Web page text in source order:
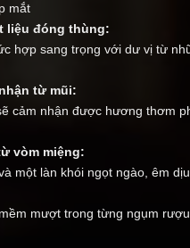
mắt
liệu đóng thùng:
hợp sang trọng với dư vị từ
từ mũi:
cảm nhận được hương thơm
vòm miệng:
một làn khói ngọt ngào, êm
mượt trong từng ngụm